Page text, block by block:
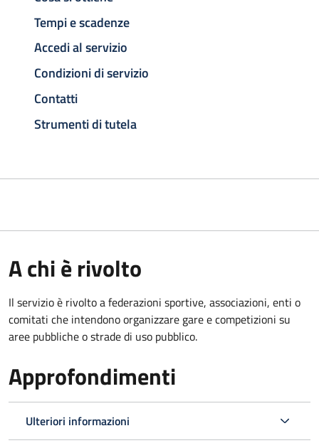
Tempi e scadenze
Accedi al servizio
Condizioni di servizio
Contatti
Strumenti di tutela
A chi è rivolto
Il servizio è rivolto a federazioni sportive, associazioni, enti o
comitati che intendono organizzare gare e competizioni su
aree pubbliche o strade di uso pubblico.
Approfondimenti
Ulteriori informazioni